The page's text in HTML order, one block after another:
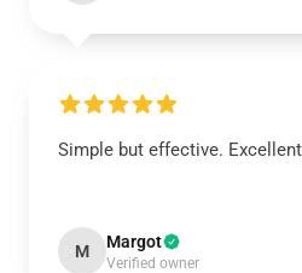
Simple but effective.
M Margot
Verified owner